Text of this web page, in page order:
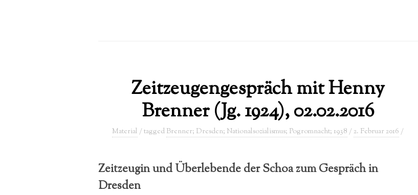
Zeitzeugengespräch mit Henny
Brenner (Jg. 1924), 02.02.2016
Material / tagged Brenner; Dresden; Nationalsozialismus; Pogromnacht; 1938 / 2. Februar 2016 /
Zeitzeugin und Überlebende der Schoa zum Gespräch in
Dresden